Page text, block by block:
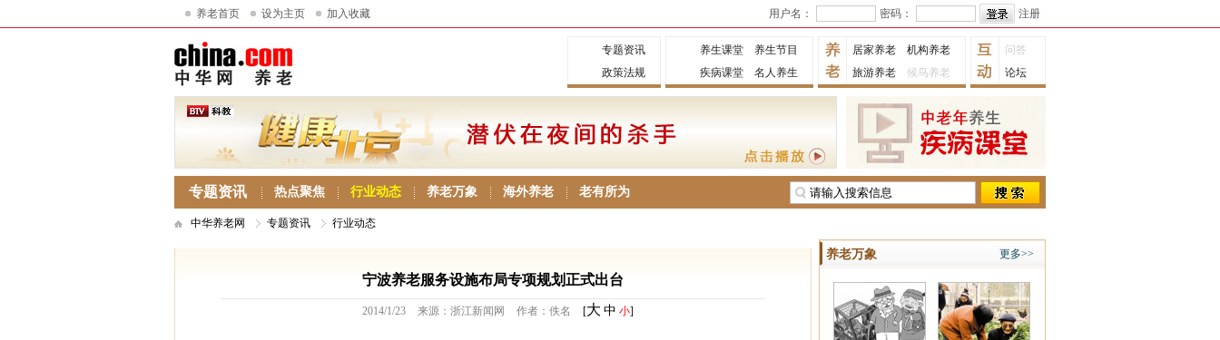
养老首页 设为主页 加入收藏 用户名： 密码： 注册
专题资讯
政策法规
养生课堂
养生节目
疾病课堂
名人养生
居家养老
机构养老
旅游养老
候鸟养老
问答
论坛
专题资讯 热点聚焦 行业动态 养老万象 海外养老 老有所为
中华养老网 专题资讯 行业动态
宁波养老服务设施布局专项规划正式出台
2014/1/23 来源：浙江新闻网 作者：佚名 [大 中 小]
养老万象 更多>>